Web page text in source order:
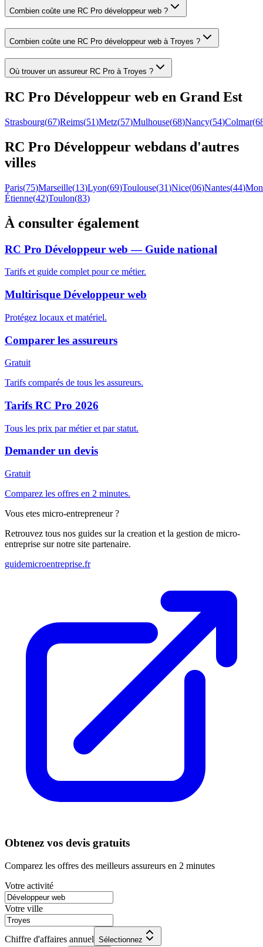
Combien coûte une RC Pro développeur web ?
Combien coûte une RC Pro développeur web à Troyes ?
Où trouver un assureur RC Pro à Troyes ?
RC Pro Développeur web en Grand Est
Strasbourg(67)Reims(51)Metz(57)Mulhouse(68)Nancy(54)Colmar(
RC Pro Développeur webdans d'autres
villes
Paris(75)Marseille(13)Lyon(69)Toulouse(31)Nice(06)Nantes(44)
Étienne(42)Toulon(83)
À consulter également
RC Pro Développeur web — Guide national
Tarifs et guide complet pour ce métier.
Multirisque Développeur web
Protégez locaux et matériel.
Comparer les assureurs
Gratuit
Tarifs comparés de tous les assureurs.
Tarifs RC Pro 2026
Tous les prix par métier et par statut.
Demander un devis
Gratuit
Comparez les offres en 2 minutes.
Vous etes micro-entrepreneur ?
Retrouvez tous nos guides sur la creation et la gestion de micro-
entreprise sur notre site partenaire.
guidemicroentreprise.fr
Obtenez vos devis gratuits
Comparez les offres des meilleurs assureurs en 2 minutes
Votre activité
Votre ville
Chiffre d'affaires annuel Sélectionnez